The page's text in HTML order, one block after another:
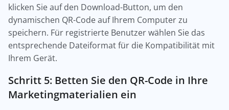
klicken Sie auf den Download-Button, um den
dynamischen QR-Code auf Ihrem Computer zu
speichern. Für registrierte Benutzer wählen Sie das
entsprechende Dateiformat für die Kompatibilität mit
Ihrem Gerät.
Schritt 5: Betten Sie den QR-Code in Ihre
Marketingmaterialien ein